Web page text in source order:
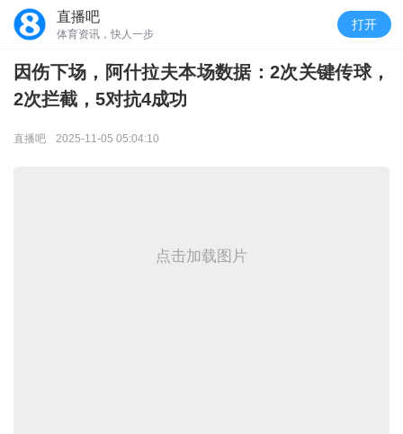
直播吧
体育资讯，快人一步
打开
因伤下场，阿什拉夫本场数据：2次关键传球，
2次拦截，5对抗4成功
直播吧 2025-11-05 05:04:10
点击加载图片